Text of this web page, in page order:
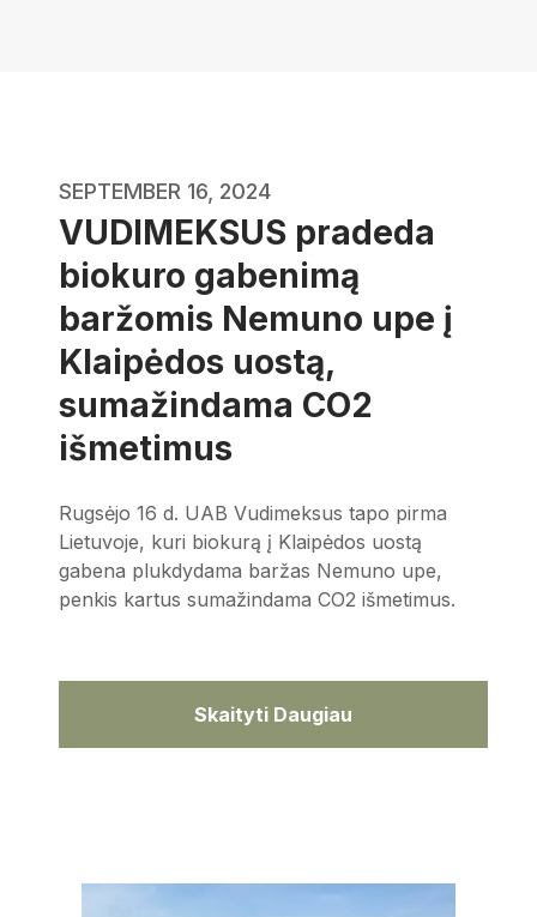
SEPTEMBER 16, 2024
VUDIMEKSUS pradeda
biokuro gabenimą
baržomis Nemuno upe į
Klaipėdos uostą,
sumažindama CO2
išmetimus
Rugsėjo 16 d. UAB Vudimeksus tapo pirma
Lietuvoje, kuri biokurą į Klaipėdos uostą
gabena plukdydama baržas Nemuno upe,
penkis kartus sumažindama CO2 išmetimus.
Skaityti Daugiau